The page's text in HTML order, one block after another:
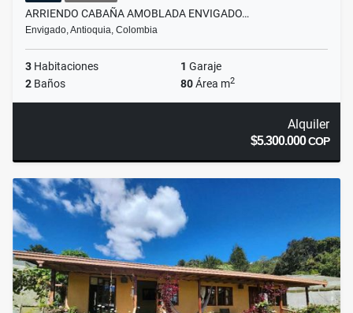
ARRIENDO CABAÑA AMOBLADA ENVIGADO…
Envigado, Antioquia, Colombia
3 Habitaciones 1 Garaje
2 Baños 80Área m2
Alquiler
$5.300.000COP